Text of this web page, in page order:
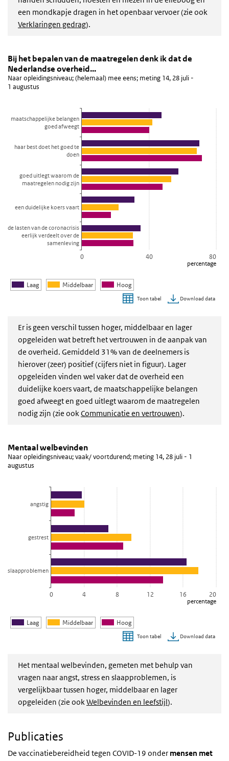
een mondkapje dragen in het openbaar vervoer(zie ook
Verklaringen gedrag).
Overheid
Sla de grafiek 'Bij het bepalen van de maatregelen denk ik dat
Bij het bepalen van de maatregelen denk ik dat de
Staaf grafiek met 3 reeksen.
Naar opleidingsniveau; (helemaal) mee eens; meting 14, 28 juli -
De grafiek heeft 1 X-as die categories weergeeft.
De grafiek heeft 1 Y-as die percentage weergeeft.
percentage
Bij het bepalen van de maatregelen denk ik dat de
Nederlandse overheid...
Naar opleidingsniveau; (helemaal) mee eens; meting 14, 28 juli -
1 augustus
Laag Middelbaar Hoog
0 40 80
maatschappelijke belangen
goed afweegt
haar best doet het goed te
doen
goed uitlegt waarom de
maatregelen nodig zijn
een duidelijke koers vaart
de lasten van de coronacrisis
eerlijk verdeelt over de
samenleving
Toon tabel Download data
Er is geen verschil tussen hoger, middelbaar en lager
opgeleiden wat betreft het vertrouwen in de aanpak van
de overheid. Gemiddeld 31% van de deelnemers is
hierover (zeer) positief (cijfers niet in figuur). Lager
opgeleiden vinden wel vaker dat de overheid een
duidelijke koers vaart, de maatschappelijke belangen
goed afweegt en goed uitlegt waarom de maatregelen
nodig zijn (zie ookCommunicatie en vertrouwen).
Mentaal welbevinden naar opleiding
Sla de grafiek 'Mentaal welbevinden' over en ga naar de datatabel
Mentaal welbevinden
Staaf grafiek met 3 reeksen.
Bekijk als data tabel.
De grafiek heeft 1 X-as die categories weergeeft.
percentage
Mentaal welbevinden
Naar opleidingsniveau; vaak/ voortdurend; meting 14, 28 juli - 1
augustus
Laag Middelbaar Hoog
0 4 8 12 16 20
angstig
gestrest
slaapproblemen
Toon tabel Download data
Het mentaal welbevinden, gemeten met behulp van
vragen naar angst, stress en slaapproblemen, is
vergelijkbaar tussen hoger, middelbaar en lager
opgeleiden (zie ookWelbevinden en leefstijl).
Publicaties
De vaccinatiebereidheid tegen COVID-19 onder mensen met